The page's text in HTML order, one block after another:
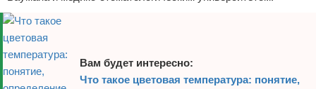
Вам будет интересно:
Что такое цветовая температура: понятие,